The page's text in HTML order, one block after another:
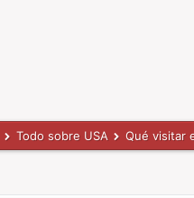
Todo sobre USA Qué visitar